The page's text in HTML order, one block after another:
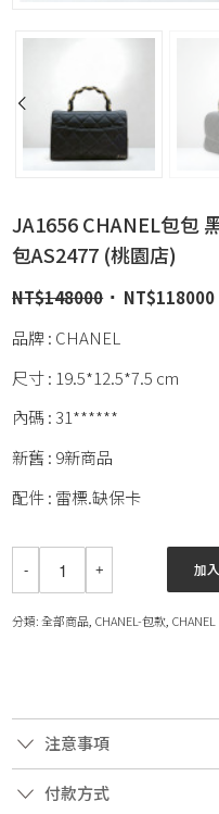
JA1656 CHANEL包包
包AS2477 (桃園店)
NT$148000 NT$118000
品牌 : CHANEL
尺寸 : 19.5*12.5*7.5 cm
內碼 : 31******
新舊 : 9新商品
配件 : 雷標.缺保卡
加
分類:全部商品 CHANEL-包款 CHANEL
注意事項
付款方式